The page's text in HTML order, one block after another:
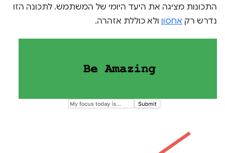
התכונות מציגה את היעד היומי של המשתמש. לתכונה הזו
נדרש רק אחסון ולא כוללת אזהרה.